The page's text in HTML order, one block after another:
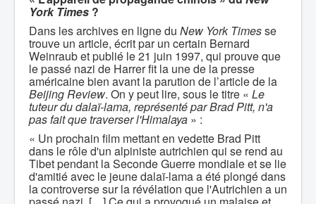
York Times ?
Dans les archives en ligne du New York Timesse
trouve un article, écrit par un certain Bernard
Weinraub et publié le 21 juin 1997, qui prouve que
le passé nazi de Harrer fit la une de la presse
américaine bien avant la parution de l’article de la
Beijing Review. On y peut lire, sous le titre « Le
tuteur du dalaï-lama, représenté par Brad Pitt, n'a
pas fait que traverser l'Himalaya » :
« Un prochain film mettant en vedette Brad Pitt
dans le rôle d'un alpiniste autrichien qui se rend au
Tibet pendant la Seconde Guerre mondiale et se lie
d'amitié avec le jeune dalaï-lama a été plongé dans
la controverse sur la révélation que l'Autrichien a un